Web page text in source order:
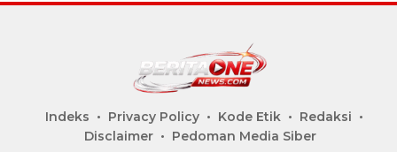
Indeks Privacy Policy Kode Etik
Redaksi
Disclaimer
Pedoman Media Siber